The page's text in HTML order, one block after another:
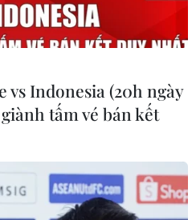
vs Indonesia (20h ngày
tấm vé bán kết